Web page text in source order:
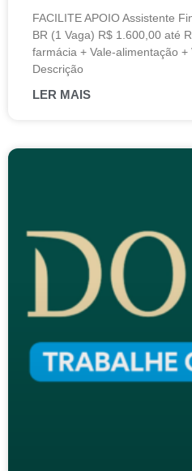
FACILITE APOIO Assistente
BR (1 Vaga) R$ 1.600,00 até
farmácia + Vale-alimentação
Descrição
LER MAIS